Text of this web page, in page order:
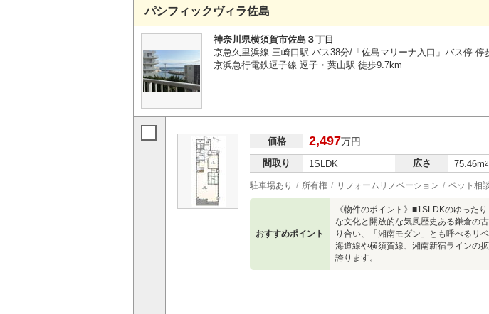
パシフィックヴィラ佐島
神奈川県横須賀市佐島３丁目
京急久里浜線 三崎口駅 バス38分/「佐島マリーナ入口」バス停 停
京浜急行電鉄逗子線 逗子・葉山駅 徒歩9.7km
価格 2,497万円
間取り 1SLDK 広さ 75.46m2
駐車場あり 所有権 リフォームリノベーション ペット相
おすすめポイント
《物件のポイント》■1SLDKのゆった
な文化と開放的な気風歴史ある鎌倉の
り合い、「湘南モダン」とも呼べるリ
海道線や横須賀線、湘南新宿ラインの
誇ります。